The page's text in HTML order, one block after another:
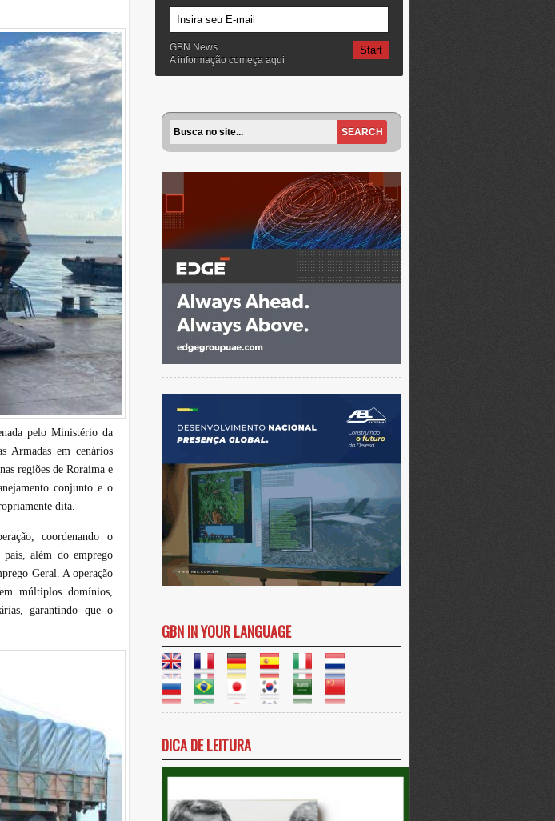
pelo Ministério da
Armadas em cenários
regiões de Roraima e
conjunto e o
dita.
coordenando o
país, além do emprego
Geral. A operação
múltiplos domínios,
garantindo que o
GBN News
A informação começa aqui
GBN IN YOUR LANGUAGE
DICA DE LEITURA